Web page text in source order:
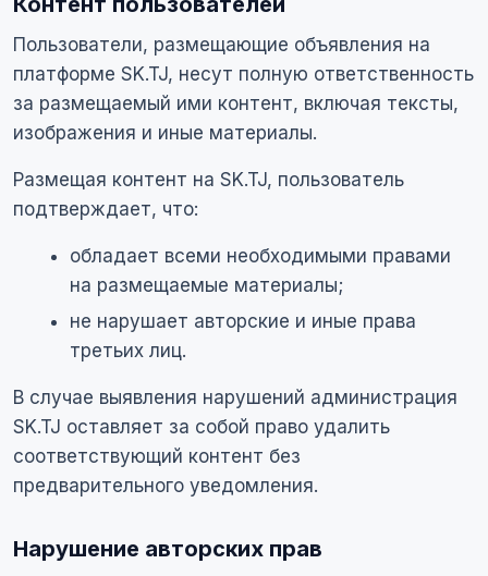
Пользователи, размещающие объявления на
платформе SK.TJ, несут полную ответственность
за размещаемый ими контент, включая тексты,
изображения и иные материалы.
Размещая контент на SK.TJ, пользователь
подтверждает, что:
обладает всеми необходимыми правами
на размещаемые материалы;
не нарушает авторские и иные права
третьих лиц.
В случае выявления нарушений администрация
SK.TJ оставляет за собой право удалить
соответствующий контент без
предварительного уведомления.
Нарушение авторских прав